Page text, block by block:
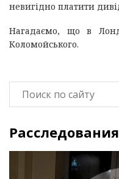
невигідно платити
Нагадаємо, що в
Коломойського.
Расследования